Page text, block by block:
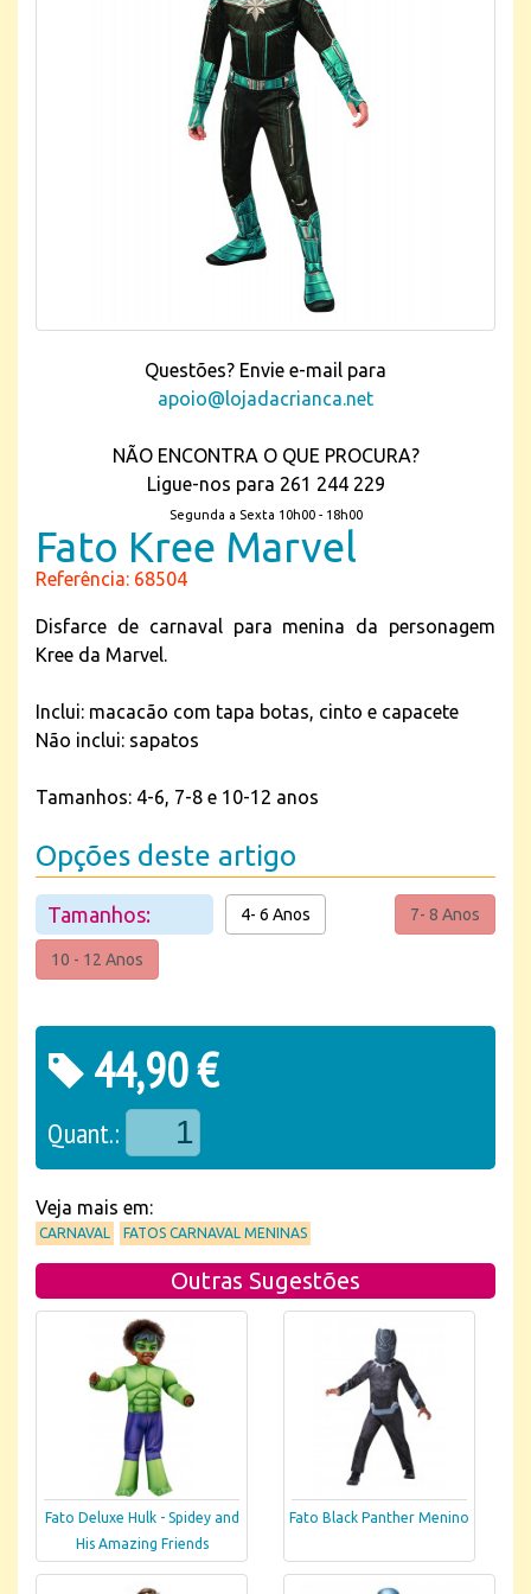
Questões? Envie e-mail para
apoio@lojadacrianca.net
NÃO ENCONTRA O QUE PROCURA?
Ligue-nos para 261 244 229
Segunda a Sexta 10h00 - 18h00
Fato Kree Marvel
Referência: 68504
Disfarce de carnaval para menina da personagem
Kree da Marvel.
Inclui: macacão com tapa botas, cinto e capacete
Não inclui: sapatos
Tamanhos: 4-6, 7-8 e 10-12 anos
Opções deste artigo
Tamanhos: 4- 6 Anos 7- 8 Anos
10 - 12 Anos
44,90 €
Quant.:
Veja mais em:
CARNAVAL FATOS CARNAVAL MENINAS
Outras Sugestões
Fato Deluxe Hulk - Spidey and
His Amazing Friends
Fato Black Panther Menino